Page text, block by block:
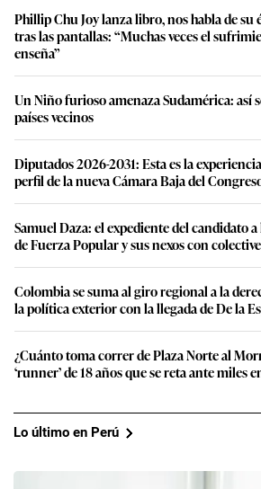
la política exterior con la llegada de De la
¿Cuánto toma correr de Plaza Norte al
‘runner’ de 18 años que se reta ante miles
Lo último en Perú
Minas tras breve salida